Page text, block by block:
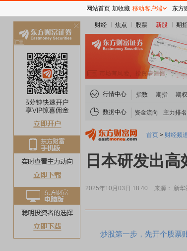
财经 焦点 股票 新股 期
行情中心 指数 期指 期权
数据中心 资金流向 主力排名
首页 > 财经频
日本研发出
2025年10月03日 18:40 来源： 新华
炒股第一步，先开个股票
网站首页 加收藏 移动客户端 东方
关